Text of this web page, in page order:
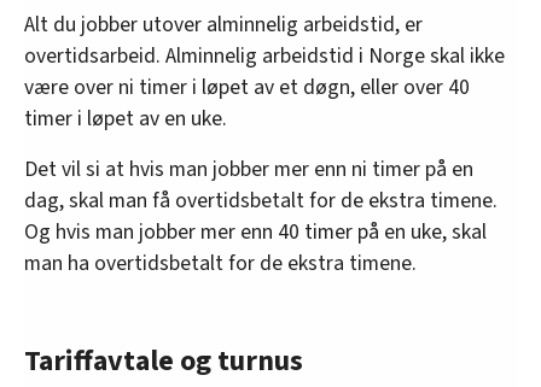
Alt du jobber utover alminnelig arbeidstid, er
overtidsarbeid. Alminnelig arbeidstid i Norge skal ikke
være over ni timer i løpet av et døgn, eller over 40
timer i løpet av en uke.
Det vil si at hvis man jobber mer enn ni timer på en
dag, skal man få overtidsbetalt for de ekstra timene.
Og hvis man jobber mer enn 40 timer på en uke, skal
man ha overtidsbetalt for de ekstra timene.
Tariffavtale og turnus